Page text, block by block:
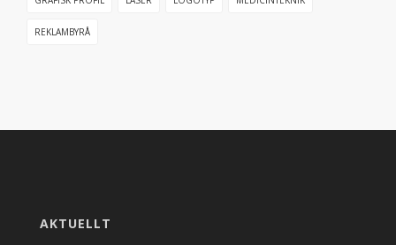
REKLAMBYRÅ
AKTUELLT